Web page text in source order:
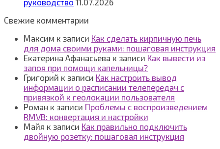
руководство 11.07.2026
Свежие комментарии
Максим к записи Как сделать кирпичную печь
для дома своими руками: пошаговая инструкция
Екатерина Афанасьева к записи Как вывести из
запоя при помощи капельницы?
Григорий к записи Как настроить вывод
информации о расписании телепередач с
привязкой к геолокации пользователя
Роман к записи Проблемы с воспроизведением
RMVB: конвертация и настройки
Майя к записи Как правильно подключить
двойную розетку: пошаговая инструкция